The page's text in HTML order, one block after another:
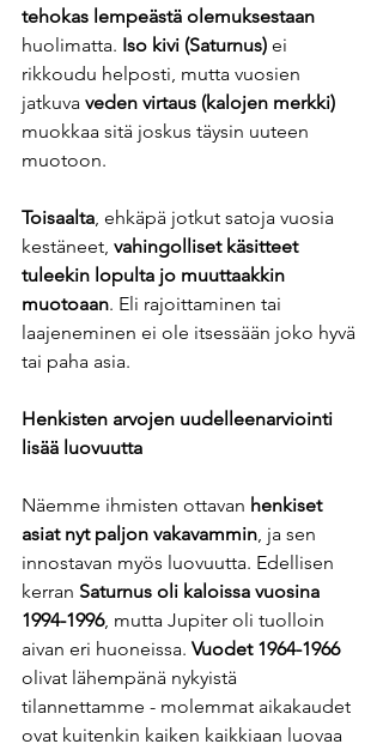
tehokas lempeästä olemuksestaan
huolimatta. Iso kivi (Saturnus) ei
rikkoudu helposti, mutta vuosien
jatkuva veden virtaus (kalojen merkki)
muokkaa sitä joskus täysin uuteen
muotoon.
Toisaalta, ehkäpä jotkut satoja vuosia
kestäneet, vahingolliset käsitteet
tuleekin lopulta jo muuttaakkin
muotoaan. Eli rajoittaminen tai
laajeneminen ei ole itsessään joko hyvä
tai paha asia.
Henkisten arvojen uudelleenarviointi
lisää luovuutta
Näemme ihmisten ottavan henkiset
asiat nyt paljon vakavammin, ja sen
innostavan myös luovuutta. Edellisen
kerran Saturnus oli kaloissa vuosina
1994-1996, mutta Jupiter oli tuolloin
aivan eri huoneissa. Vuodet 1964-1966
olivat lähempänä nykyistä
tilannettamme - molemmat aikakaudet
ovat kuitenkin kaiken kaikkiaan luovaa